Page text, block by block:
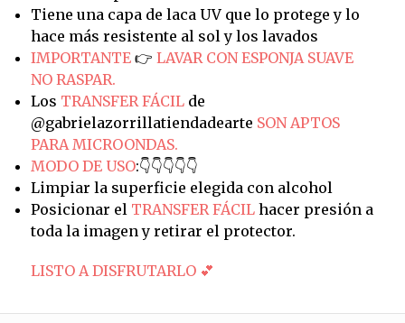
Tiene una capa de laca UV que lo protege y lo
hace más resistente al sol y los lavados
IMPORTANTE 👉 LAVAR CON ESPONJA SUAVE
NO RASPAR.
Los TRANSFER FÁCILde
@gabrielazorrillatiendadearte SON APTOS
PARA MICROONDAS.
MODO DE USO:👇👇👇👇👇
Limpiar la superficie elegida con alcohol
Posicionar el TRANSFER FÁCILhacer presión a
toda la imagen y retirar el protector.
LISTO A DISFRUTARLO 💕